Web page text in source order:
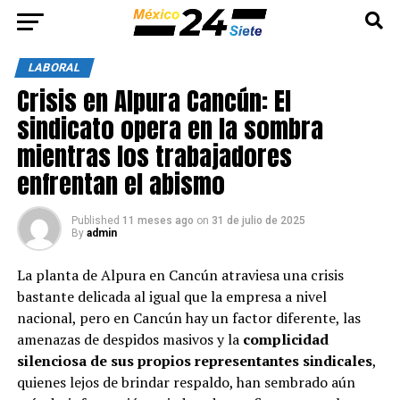
LABORAL
Crisis en Alpura Cancún: El
sindicato opera en la sombra
mientras los trabajadores
enfrentan el abismo
Published 11 meses ago on 31 de julio de 2025
By admin
La planta de Alpura en Cancún atraviesa una crisis
bastante delicada al igual que la empresa a nivel
nacional, pero en Cancún hay un factor diferente, las
amenazas de despidos masivos y lacomplicidad
silenciosa de sus propios representantes sindicales,
quienes lejos de brindar respaldo, han sembrado aún